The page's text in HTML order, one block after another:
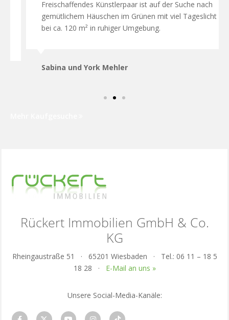
Freischaffendes Künstlerpaar ist auf der Suche nach
gemütlichem Häuschen im Grünen mit viel Tageslicht
bei ca. 120 m² in ruhiger Umgebung.
Sabina und York Mehler
Rückert Immobilien GmbH & Co.
KG
Rheingaustraße 51 · 65201 Wiesbaden · Tel.: 06 11 – 18 5
18 28 · E-Mail an uns »
Unsere Social-Media-Kanäle: